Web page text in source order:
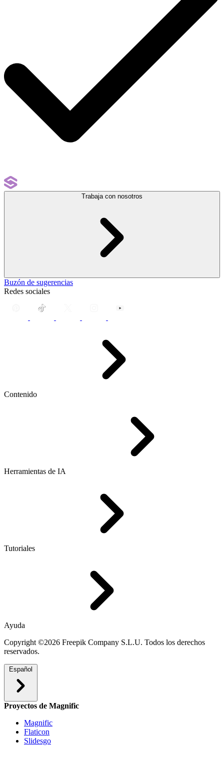
Trabaja con nosotros
Buzón de sugerencias
Redes sociales
Contenido
Herramientas de IA
Tutoriales
Ayuda
Copyright ©2026 Freepik Company S.L.U. Todos los derechos
reservados.
Español
Proyectos de Magnific
Magnific
Flaticon
Slidesgo